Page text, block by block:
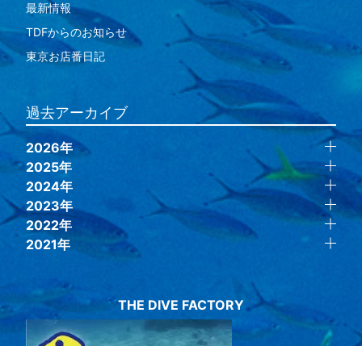
最新情報
TDFからのお知らせ
東京お店番日記
過去アーカイブ
2026年
2025年
2024年
2023年
2022年
2021年
THE DIVE FACTORY